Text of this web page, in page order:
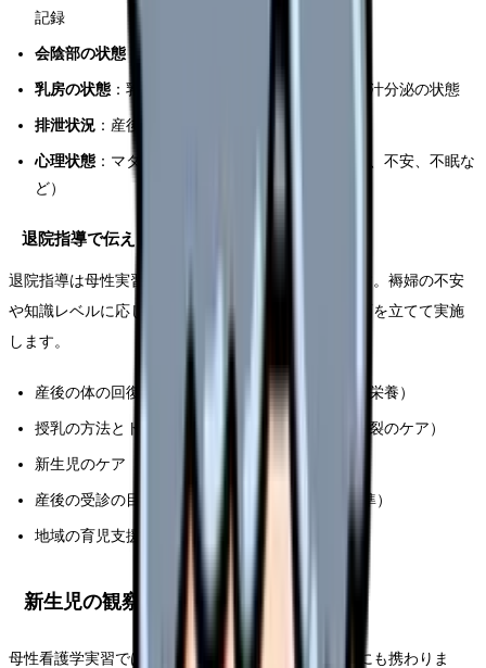
記録
会陰部の状態：縫合部の腫脹や発赤、疼痛の有無
乳房の状態 ：乳房の緊満度、乳頭の傷の有無、乳汁分泌の状態
排泄状況 ：産後の排尿・排便の有無と量
心理状態 ：マタニティブルーズの兆候（涙もろさ、不安、不眠な
ど）
退院指導で伝えるべきこと
退院指導は母性実習で学生が担当する重要な場面です。褥婦の不安
や知識レベルに応じて、以下の内容を個別に指導計画を立てて実施
します。
産後の体の回復について（子宮復古を促す運動、栄養）
授乳の方法とトラブル対処（乳腺炎予防、乳頭亀裂のケア）
新生児のケア（沐浴、臍の消毒、便の観察）
産後の受診の目安（1か月健診、異常時の受診基準）
地域の育児支援サービスの紹介
新生児の観察とケア
母性看護学実習では、褥婦だけでなく新生児のケアにも携わりま